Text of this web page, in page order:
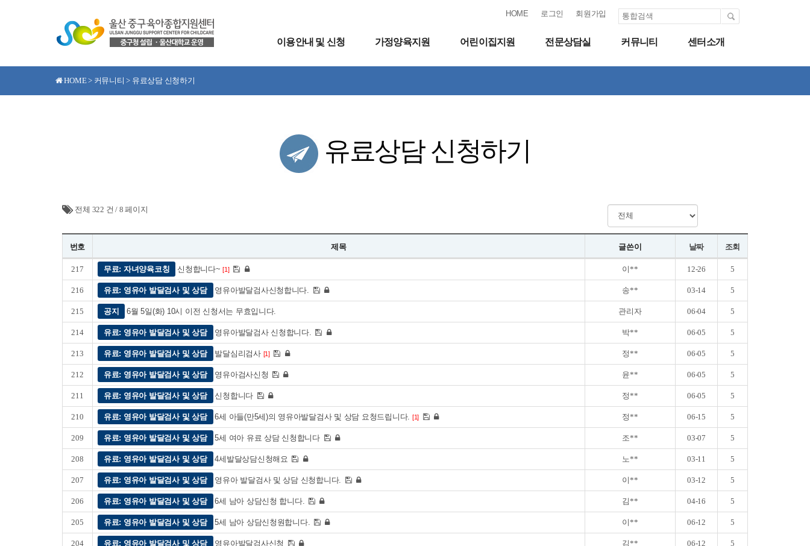
HOME 로그인 회원가입
이용안내 및 신청 가정양육지원 어린이집지원 전문상담실 커뮤니티 센터소개
HOME > 커뮤니티 > 유료상담 신청하기
유료상담 신청하기
전체 322 건 / 8 페이지
번호 제목 글쓴이 날짜 조회
217 무료: 자녀양육코칭 신청합니다~[1] 이** 12-26 5
216 유료: 영유아 발달검사 및 상담 영유아발달검사신청합니다. 송** 03-14 5
215 공지 6월 5일(화) 10시 이전 신청서는 무효입니다. 관리자 06-04 5
214 유료: 영유아 발달검사 및 상담 영유아발달검사 신청합니다. 박** 06-05 5
213 유료: 영유아 발달검사 및 상담 발달심리검사 [1] 정** 06-05 5
212 유료: 영유아 발달검사 및 상담 영유아검사신청 윤** 06-05 5
211 유료: 영유아 발달검사 및 상담 신청합니다 정** 06-05 5
210 유료: 영유아 발달검사 및 상담 6세 아들(만5세)의 영유아발달검사 및 상담 요청드립니다. [1] 정** 06-15 5
209 유료: 영유아 발달검사 및 상담 5세 여아 유료 상담 신청합니다 조** 03-07 5
208 유료: 영유아 발달검사 및 상담 4세발달상담신청해요 노** 03-11 5
207 유료: 영유아 발달검사 및 상담 영유아 발달검사 및 상담 신청합니다. 이** 03-12 5
206 유료: 영유아 발달검사 및 상담 6세 남아 상담신청 합니다. 김** 04-16 5
205 유료: 영유아 발달검사 및 상담 5세 남아 상담신청원합니다. 이** 06-12 5
204 유료: 영유아 발달검사 및 상담 영유아발달검사신청 김** 06-12 5